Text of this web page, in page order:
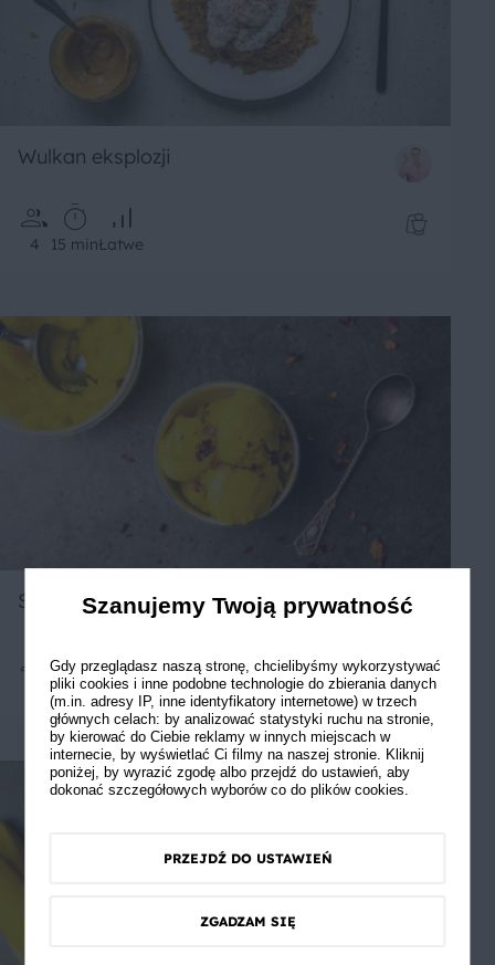
Wulkan eksplozji
4 15 minŁatwe
Sorbet z mango
20 minŁatwe 5
Szanujemy Twoją prywatność
Gdy przeglądasz naszą stronę, chcielibyśmy wykorzystywać
pliki cookies i inne podobne technologie do zbierania danych
(m.in. adresy IP, inne identyfikatory internetowe) w trzech
głównych celach: by analizować statystyki ruchu na stronie,
by kierować do Ciebie reklamy w innych miejscach w
internecie, by wyświetlać Ci filmy na naszej stronie. Kliknij
poniżej, by wyrazić zgodę albo przejdź do ustawień, aby
dokonać szczegółowych wyborów co do plików cookies.
PRZEJDŹ DO USTAWIEŃ
ZGADZAM SIĘ